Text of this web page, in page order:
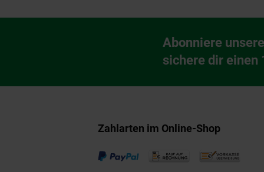
Newsletter
Abonniere
sichere dir einen
Zahlarten im Online-Shop